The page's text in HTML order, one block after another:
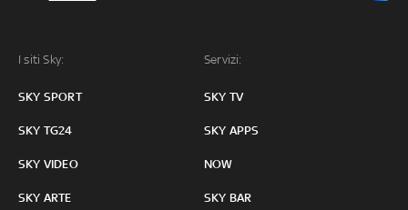
I siti Sky:
SKY SPORT
SKY TG24
SKY VIDEO
SKY ARTE
Servizi:
SKY TV
SKY APPS
NOW
SKY BAR